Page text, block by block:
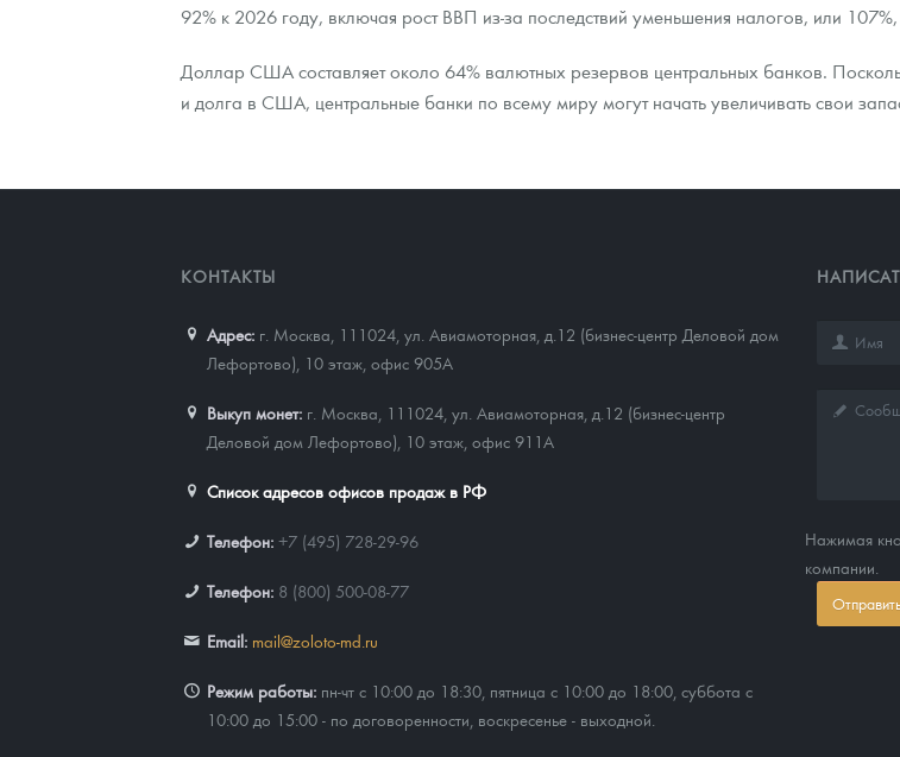
92% к 2026 году, включая рост ВВП из-за последствий уменьшения налогов, или
Доллар США составляет около 64% валютных резервов центральных банков.
и долга в США, центральные банки по всему миру могут начать увеличивать свои
КОНТАКТЫ
Адрес: г. Москва, 111024 ул. Авиамоторная, д.12 (бизнес-центр Деловой дом
Лефортово), 10 этаж, офис 905А
Выкуп монет: г. Москва, 111024, ул. Авиамоторная, д.12 (бизнес-центр
Деловой дом Лефортово), 10 этаж, офис 911А
Список адресов офисов продаж в РФ
Телефон: +7 (495) 728-29-96
Телефон: 8 (800) 500-08-77
Email: mail@zoloto-md.ru
Режим работы: пн-чт с 10:00 до 18:30, пятница с 10:00 до 18:00, суббота с
10:00 до 15:00 - по договоренности, воскресенье - выходной.
Нажимая
компании.